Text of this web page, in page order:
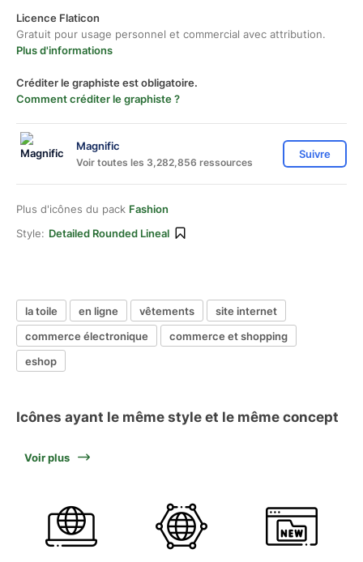
Licence Flaticon
Gratuit pour usage personnel et commercial avec attribution.
Plus d'informations
Créditer le graphiste est obligatoire.
Comment créditer le graphiste ?
Magnific
Voir toutes les 3,282,856 ressources
Suivre
Plus d'icônes du pack Fashion
Style: Detailed Rounded Lineal
la toile en ligne vêtements
site internet
commerce électronique
commerce et shopping
eshop
Icônes ayant le même style et le même concept
Voir plus